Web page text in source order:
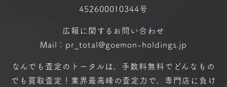
452600010344号
広報に関するお問い合わせ
Mail：pr_total@goemon-holdings.jp
なんでも査定のトータルは、手数料無料で どんなもの
でも買取査定！ 業界最高峰の査定力で、専門店に 負け